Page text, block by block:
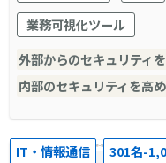
業務可視化ツール
外部からのセキュリティ
内部のセキュリティを高
IT・情報通信 301名-